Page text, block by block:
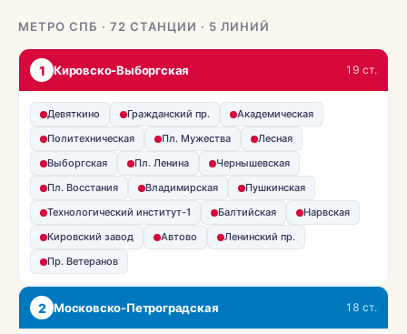
МЕТРО СПБ · 72 СТАНЦИИ · 5 ЛИНИЙ
1 Кировско-Выборгская 19 ст.
Девяткино Гражданский пр.
Академическая
Политехническая
Пл. Мужества
Лесная
Выборгская
Пл. Ленина
Чернышевская
Пл. Восстания
Владимирская
Пушкинская
Технологический институт-1
Балтийская
Нарвская
Кировский завод
Автово
Ленинский пр.
Пр. Ветеранов
2 Московско-Петроградская 18 ст.